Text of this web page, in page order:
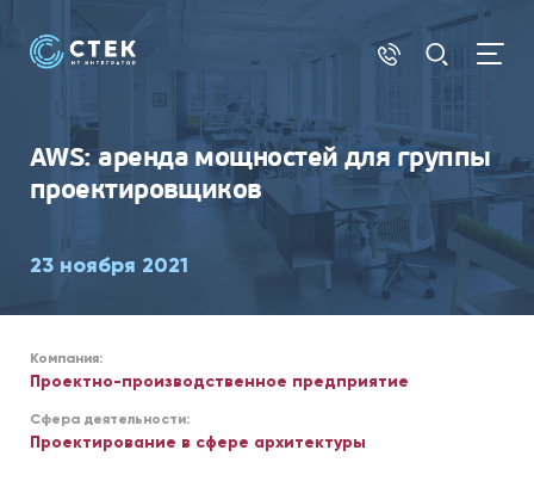
AWS: аренда мощностей для группы
проектировщиков
23 ноября 2021
Компания:
Проектно-производственное предприятие
Сфера деятельности:
Проектирование в сфере архитектуры